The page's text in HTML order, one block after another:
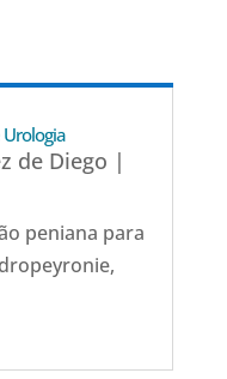
de Diego |
peniana para